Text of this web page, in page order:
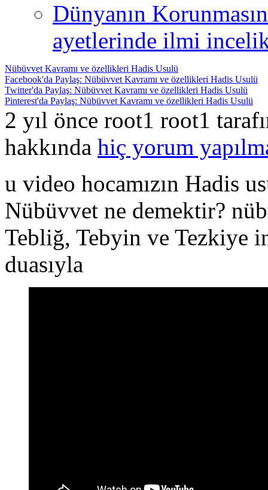
Dünyanın
ayetlerinde ilmi
Nübüvvet Kavramı ve özellikleri Hadis Usulü
Facebook'da Paylaş: Nübüvvet Kavramı ve özellikleri Hadis Usulü
Twitter'da Paylaş: Nübüvvet Kavramı ve özellikleri Hadis Usulü
Pinterest'da Paylaş: Nübüvvet Kavramı ve özellikleri Hadis Usulü
2 yıl önce root1 root1
hakkında hiç yorum
u video hocamızın Hadis
Nübüvvet ne demektir?
Tebliğ, Tebyin ve Tezkiye
duasıyla